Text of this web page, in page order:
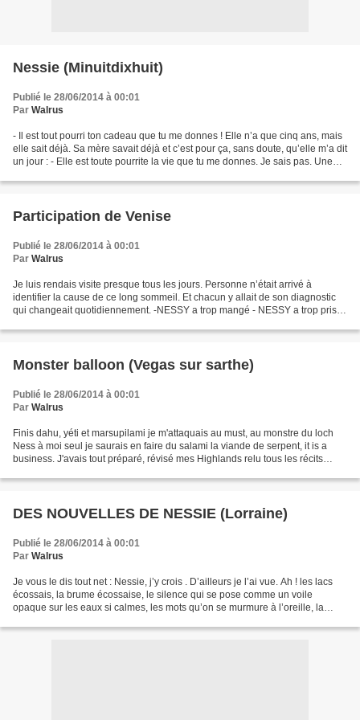
Nessie (Minuitdixhuit)
Publié le 28/06/2014 à 00:01
Par Walrus
- Il est tout pourri ton cadeau que tu me donnes ! Elle n’a que cinq ans, mais
elle sait déjà. Sa mère savait déjà et c’est pour ça, sans doute, qu’elle m’a dit
un jour : - Elle est toute pourrite la vie que tu me donnes. Je sais pas. Une
Participation de Venise
Publié le 28/06/2014 à 00:01
Par Walrus
Je luis rendais visite presque tous les jours. Personne n’était arrivé à
identifier la cause de ce long sommeil. Et chacun y allait de son diagnostic
qui changeait quotidiennement. -NESSY a trop mangé - NESSY a trop pris
Monster balloon (Vegas sur sarthe)
Publié le 28/06/2014 à 00:01
Par Walrus
Finis dahu, yéti et marsupilami je m'attaquais au must, au monstre du loch
Ness à moi seul je saurais en faire du salami la viande de serpent, it is a
business. J'avais tout préparé, révisé mes Highlands relu tous les récits
DES NOUVELLES DE NESSIE (Lorraine)
Publié le 28/06/2014 à 00:01
Par Walrus
Je vous le dis tout net : Nessie, j’y crois . D’ailleurs je l’ai vue. Ah ! les lacs
écossais, la brume écossaise, le silence qui se pose comme un voile
opaque sur les eaux si calmes, les mots qu’on se murmure à l’oreille, la